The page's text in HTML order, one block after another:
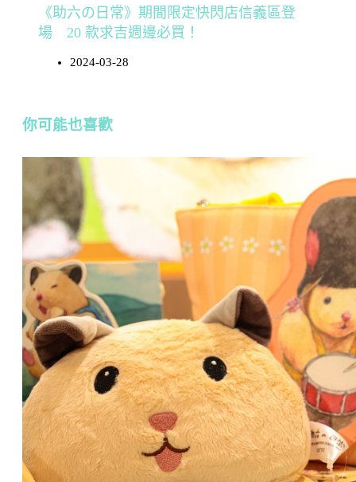
《助六の日常》期間限定快閃店信義區登
場 20 款求吉週邊必買！
2024-03-28
你可能也喜歡